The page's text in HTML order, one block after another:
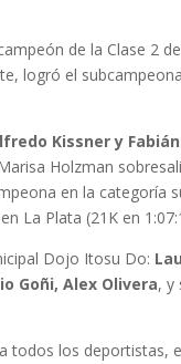
de la Clase 2
logró el
Kissner y Fabián
Holzman
en la categoría
La Plata (21K en
Dojo Itosu Do:
Goñi, Alex Olivera, y
todos los deportistas,